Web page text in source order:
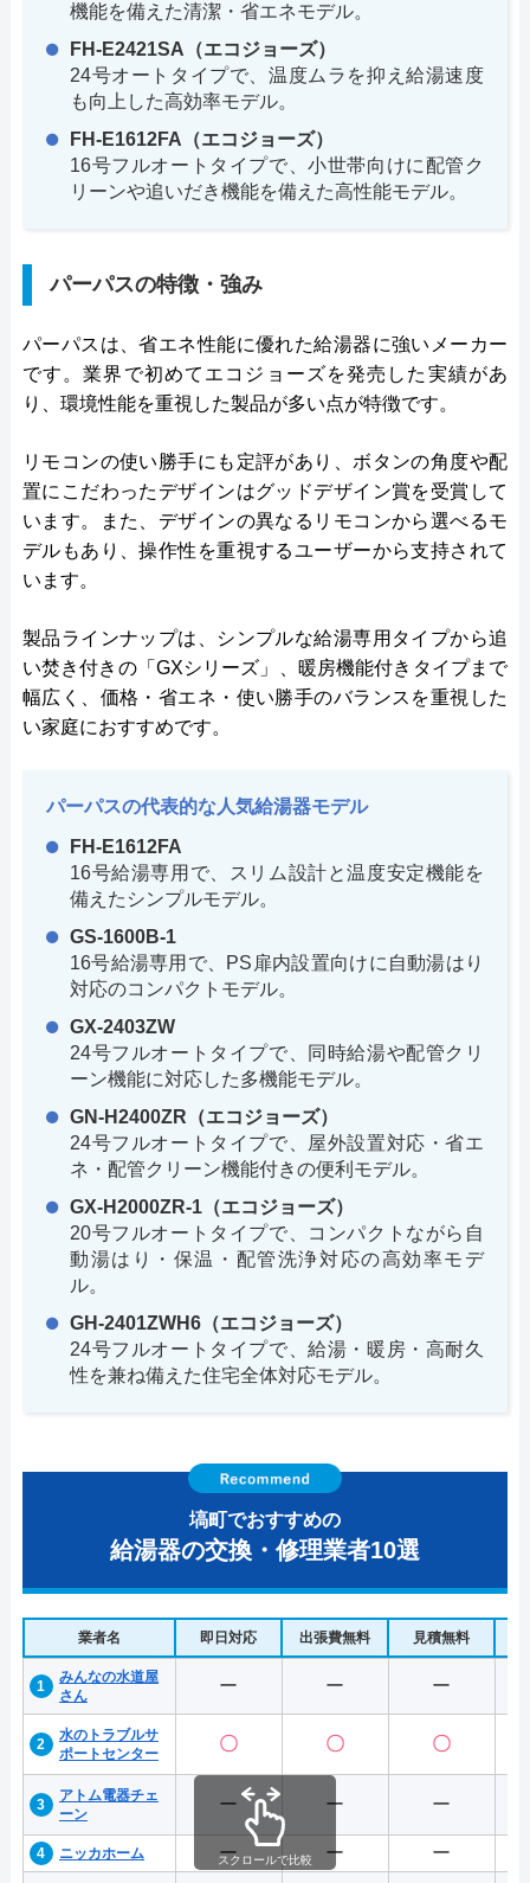
機能を備えた清潔・省エネモデル。
FH-E2421SA（エコジョーズ）
24号オートタイプで、温度ムラを抑え給湯速度
も向上した高効率モデル。
FH-E1612FA（エコジョーズ）
16号フルオートタイプで、小世帯向けに配管ク
リーンや追いだき機能を備えた高性能モデル。
パーパスの特徴・強み
パーパスは、省エネ性能に優れた給湯器に強いメーカー
です。業界で初めてエコジョーズを発売した実績があ
り、環境性能を重視した製品が多い点が特徴です。
リモコンの使い勝手にも定評があり、ボタンの角度や配
置にこだわったデザインはグッドデザイン賞を受賞して
います。また、デザインの異なるリモコンから選べるモ
デルもあり、操作性を重視するユーザーから支持されて
います。
製品ラインナップは、シンプルな給湯専用タイプから追
い焚き付きの「GXシリーズ」、暖房機能付きタイプまで
幅広く、価格・省エネ・使い勝手のバランスを重視した
い家庭におすすめです。
パーパスの代表的な人気給湯器モデル
FH-E1612FA
16号給湯専用で、スリム設計と温度安定機能を
備えたシンプルモデル。
GS-1600B-1
16号給湯専用で、PS扉内設置向けに自動湯はり
対応のコンパクトモデル。
GX-2403ZW
24号フルオートタイプで、同時給湯や配管クリ
ーン機能に対応した多機能モデル。
GN-H2400ZR（エコジョーズ）
24号フルオートタイプで、屋外設置対応・省エ
ネ・配管クリーン機能付きの便利モデル。
GX-H2000ZR-1（エコジョーズ）
20号フルオートタイプで、コンパクトながら自
動湯はり・保温・配管洗浄対応の高効率モデ
ル。
GH-2401ZWH6（エコジョーズ）
24号フルオートタイプで、給湯・暖房・高耐久
性を兼ね備えた住宅全体対応モデル。
塙町でおすすめの
給湯器の交換・修理業者10選
業者名 即日対応 出張費無料 見積無料
みんなの水道屋
さん
ー ー ー
水のトラブルサ
ポートセンター
〇 〇 〇
アトム電器チェ
ーン
ー ー ー
ニッカホーム ー ー ー
スクロールで比較